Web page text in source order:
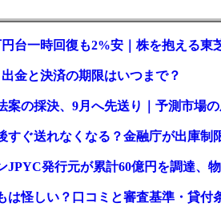
台一時回復も2%安｜株を抱える東
金と決済の期限はいつまで？
案の採決、9月へ先送り｜予測市場
すぐ送れなくなる？金融庁が出庫制
JPYC発行元が累計60億円を調達、
は怪しい？口コミと審査基準・貸付